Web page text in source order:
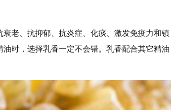
老、抗抑郁、抗炎症、化痰、激发免疫力和镇
时，选择乳香一定不会错。乳香配合其它精油